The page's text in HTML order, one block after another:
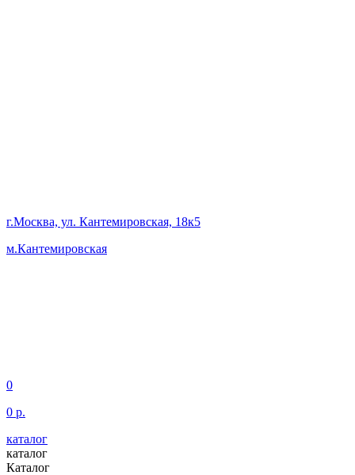
г.Москва, ул. Кантемировская, 18к5
м.Кантемировская
0
0 р.
каталог
каталог
Каталог